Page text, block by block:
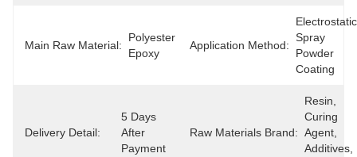
Main Raw Material:
Polyester
Epoxy
Application Method:
Electrostatic
Spray
Powder
Coating
Delivery Detail:
5 Days
After
Payment
Raw Materials Brand:
Resin,
Curing
Agent,
Additives,